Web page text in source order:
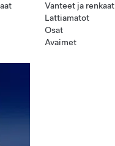
Vanteet ja renkaat
Lattiamatot
Osat
Avaimet